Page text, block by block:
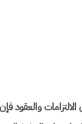
254 و255 و259 من قانون